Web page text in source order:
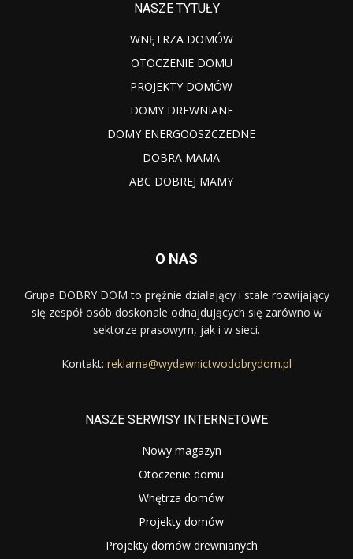
NASZE TYTUŁY
WNĘTRZA DOMÓW
OTOCZENIE DOMU
PROJEKTY DOMÓW
DOMY DREWNIANE
DOMY ENERGOOSZCZEDNE
DOBRA MAMA
ABC DOBREJ MAMY
O NAS
Grupa DOBRY DOM to prężnie działający i stale rozwijający
się zespół osób doskonale odnajdujących się zarówno w
sektorze prasowym, jak i w sieci.
Kontakt: reklama@wydawnictwodobrydom.pl
NASZE SERWISY INTERNETOWE
Nowy magazyn
Otoczenie domu
Wnętrza domów
Projekty domów
Projekty domów drewnianych